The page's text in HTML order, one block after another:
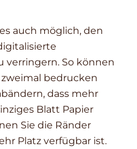
auch möglich, den
verringern. So können
zweimal bedrucken
dass mehr
Blatt Papier
Sie die Ränder
Platz verfügbar ist.